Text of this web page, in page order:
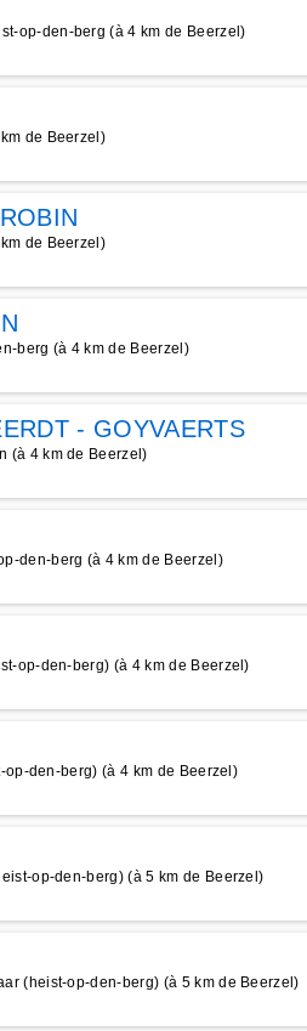
op-den-berg (à 4 km de Beerzel)
de Beerzel)
de Beerzel)
berg (à 4 km de Beerzel)
- GOYVAERTS
(à 4 km de Beerzel)
den-berg (à 4 km de Beerzel)
op-den-berg) (à 4 km de Beerzel)
den-berg) (à 4 km de Beerzel)
op-den-berg) (à 5 km de Beerzel)
(heist-op-den-berg) (à 5 km de Beerzel)